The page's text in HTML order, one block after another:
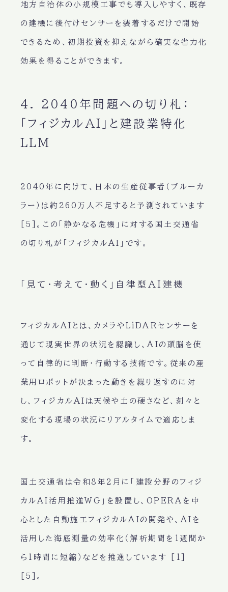
地方自治体の小規模工事でも導入しやすく、既存
の建機に後付けセンサーを装着するだけで開始
できるため、初期投資を抑えながら確実な省力化
効果を得ることができます。
4. 2040年問題への切り札：
「フィジカルAI」と建設業特化
LLM
2040年に向けて、日本の生産従事者（ブルーカ
ラー）は約260万人不足すると予測されています
[5]。この「静かなる危機」に対する国土交通省
の切り札が「フィジカルAI」です。
「見て・考えて・動く」自律型AI建機
フィジカルAIとは、カメラやLiDARセンサーを
通じて現実世界の状況を認識し、AIの頭脳を使
って自律的に判断・行動する技術です。従来の産
業用ロボットが決まった動きを繰り返すのに対
し、フィジカルAIは天候や土の硬さなど、刻々と
変化する現場の状況にリアルタイムで適応しま
す。
国土交通省は令和8年2月に「建設分野のフィジ
カルAI活用推進WG」を設置し、OPERAを中
心とした自動施工フィジカルAIの開発や、AIを
活用した海底測量の効率化（解析期間を1週間か
ら1時間に短縮）などを推進しています [1]
[5]。